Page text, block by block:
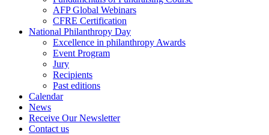
AFP Global Webinars
CFRE Certification
National Philanthropy Day
Excellence in philanthropy Awards
Event Program
Jury
Recipients
Past editions
Calendar
News
Receive Our Newsletter
Contact us